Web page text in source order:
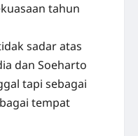
tahun
sadar atas
dan Soeharto
tapi sebagai
tempat